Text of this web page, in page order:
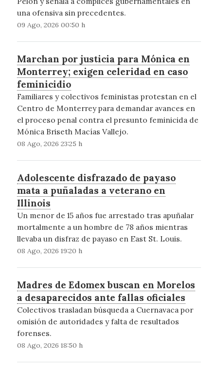
una ofensiva sin precedentes.
09 Ago, 2026 00:50 h
Marchan por justicia para Mónica en
Monterrey; exigen celeridad en caso
feminicidio
Familiares y colectivos feministas protestan en el
Centro de Monterrey para demandar avances en
el proceso penal contra el presunto feminicida de
Mónica Briseth Macías Vallejo.
08 Ago, 2026 23:25 h
Adolescente disfrazado de payaso
mata a puñaladas a veterano en
Illinois
Un menor de 15 años fue arrestado tras apuñalar
mortalmente a un hombre de 78 años mientras
llevaba un disfraz de payaso en East St. Louis.
08 Ago, 2026 19:20 h
Madres de Edomex buscan en Morelos
a desaparecidos ante fallas oficiales
Colectivos trasladan búsqueda a Cuernavaca por
omisión de autoridades y falta de resultados
forenses.
08 Ago, 2026 18:50 h